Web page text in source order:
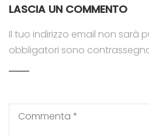
LASCIA UN COMMENTO
Il tuo indirizzo email non sarà
obbligatori sono